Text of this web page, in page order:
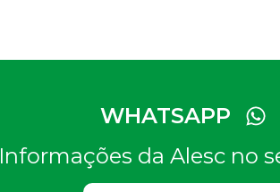
WHATSAPP
Informações da Alesc no